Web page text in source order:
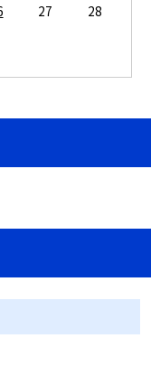
27
28